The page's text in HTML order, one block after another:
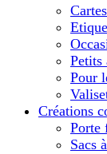
Petits
Pour
Créations
Porte
Sacs